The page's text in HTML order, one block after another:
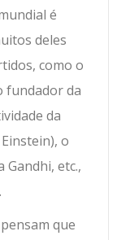
é
deles
como o
fundador da
da
o
etc.,
que